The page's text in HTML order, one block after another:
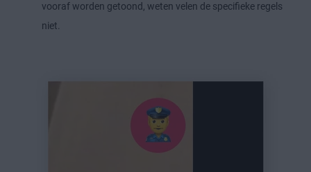
vooraf worden getoond, weten velen de specifieke regels
niet.